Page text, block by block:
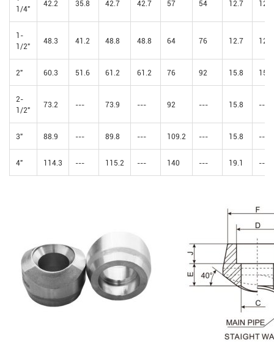
1/4"
42.2 35.8 42.7 42.7 57 54 12.7 12.7
1-
1/2"
48.3 41.2 48.8 48.8 64 76 12.7 12.7
2" 60.3 51.6 61.2 61.2 76 92 15.8 15.8
2-
1/2"
73.2 --- 73.9 --- 92 --- 15.8 ---
3" 88.9 --- 89.8 --- 109.2 --- 15.8 ---
4" 114.3 --- 115.2 --- 140 --- 19.1 ---